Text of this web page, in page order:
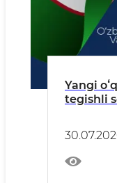
Yangi
tegishli
toʻlanadi